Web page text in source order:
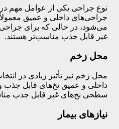
نوع جراحی یکی از عوامل مهم
جراحی‌های داخلی و عمیق
می‌شود، در حالی که برای
غیر قابل جذب مناسب‌تر هستند.
محل زخم
محل زخم نیز تأثیر زیادی در
داخلی و عمیق نخ‌های قابل جذب
سطحی نخ‌های غیر قابل جذب
نیازهای بیمار